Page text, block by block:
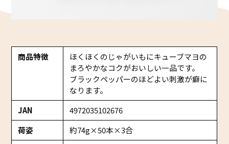
商品特徴
ほくほくのじゃがいもにキューブマヨの
まろやかなコクがおいしい一品です。
ブラックペッパーのほどよい刺激が癖に
なります。
JAN
4972035102676
荷姿
約74g×50本×3合